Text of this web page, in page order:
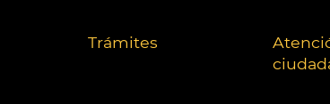
Trámites